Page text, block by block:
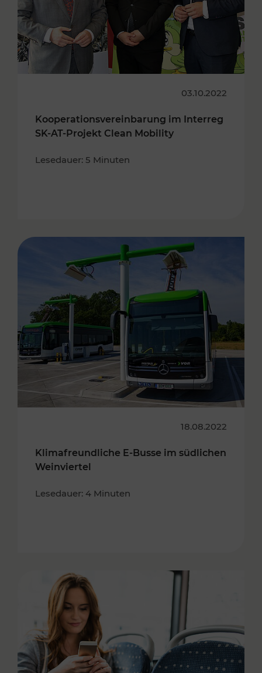
03.10.2022
Kooperationsvereinbarung im Interreg
SK-AT-Projekt Clean Mobility
Lesedauer: 5 Minuten
18.08.2022
Klimafreundliche E-Busse im südlichen
Weinviertel
Lesedauer: 4 Minuten